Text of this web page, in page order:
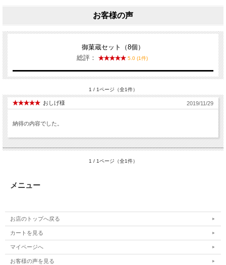
お客様の声
御菓蔵セット（8個）
総評：
5.0 (1件)
1 / 1ページ（全1件）
おしげ様 2019/11/29
納得の内容でした。
1 / 1ページ（全1件）
メニュー
お店のトップへ戻る
カートを見る
マイページへ
お客様の声を見る